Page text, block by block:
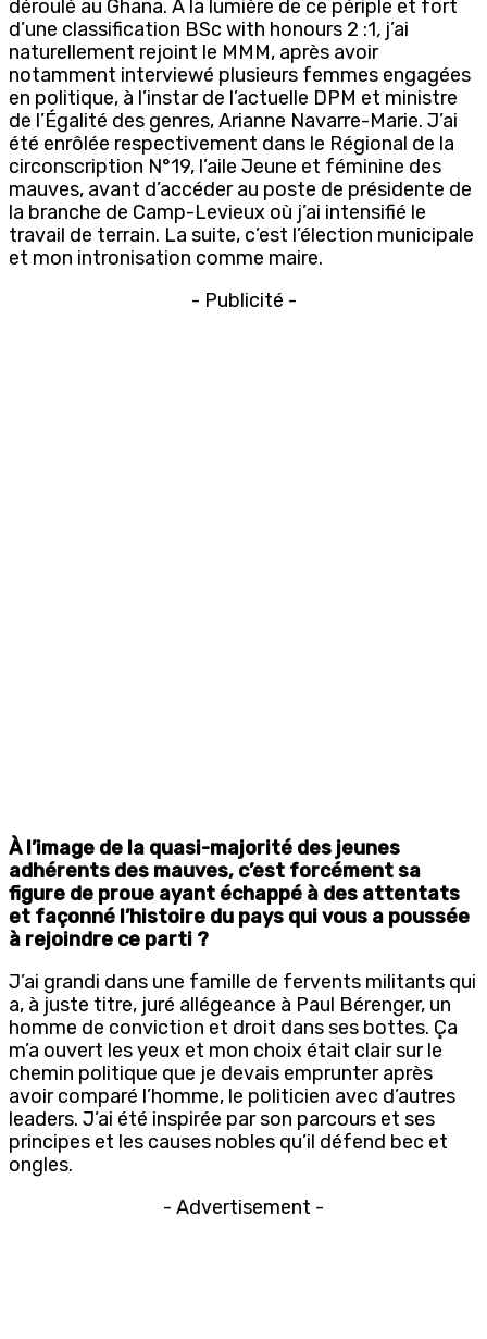
déroulé au Ghana. À la lumière de ce périple et fort
d’une classification BSc with honours 2 :1, j’ai
naturellement rejoint le MMM, après avoir
notamment interviewé plusieurs femmes engagées
en politique, à l’instar de l’actuelle DPM et ministre
de l’Égalité des genres, Arianne Navarre-Marie. J’ai
été enrôlée respectivement dans le Régional de la
circonscription N°19, l’aile Jeune et féminine des
mauves, avant d’accéder au poste de présidente de
la branche de Camp-Levieux où j’ai intensifié le
travail de terrain. La suite, c’est l’élection municipale
et mon intronisation comme maire.
- Publicité -
À l’image de la quasi-majorité des jeunes
adhérents des mauves, c’est forcément sa
figure de proue ayant échappé à des attentats
et façonné l’histoire du pays qui vous a poussée
à rejoindre ce parti ?
J’ai grandi dans une famille de fervents militants qui
a, à juste titre, juré allégeance à Paul Bérenger, un
homme de conviction et droit dans ses bottes. Ça
m’a ouvert les yeux et mon choix était clair sur le
chemin politique que je devais emprunter après
avoir comparé l’homme, le politicien avec d’autres
leaders. J’ai été inspirée par son parcours et ses
principes et les causes nobles qu’il défend bec et
ongles.
- Advertisement -